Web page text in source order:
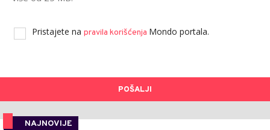
Pristajete na pravila korišćenja Mondo portala.
POŠALJI
NAJNOVIJE